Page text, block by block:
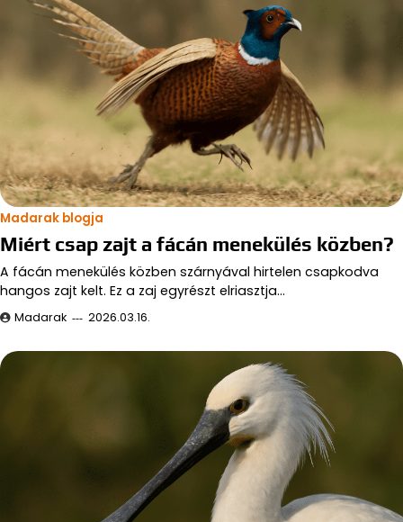
Madarak blogja
Miért csap zajt a fácán menekülés közben?
A fácán menekülés közben szárnyával hirtelen csapkodva
hangos zajt kelt. Ez a zaj egyrészt elriasztja…
Madarak 2026.03.16.